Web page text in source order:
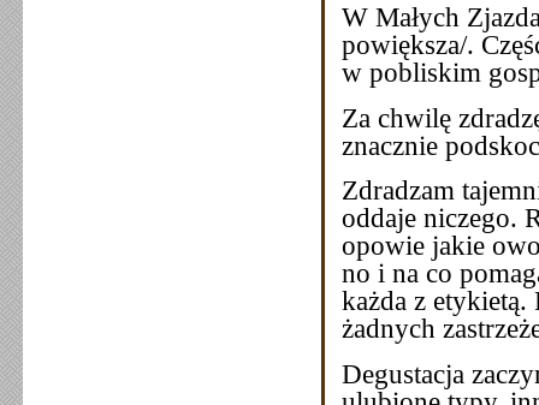
W Małych
powiększa/.
w pobliskim
Za chwilę
znacznie
Zdradzam
oddaje niczego.
opowie jakie
no i na co
każda z
żadnych
Degustacja